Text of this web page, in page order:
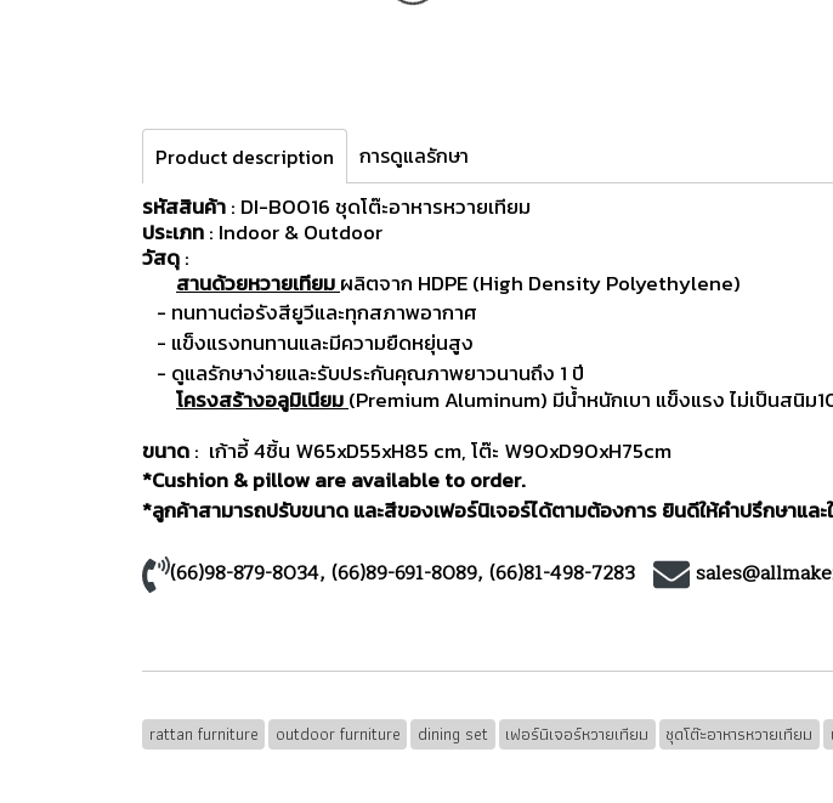
Product description การดูแลรักษา
รหัสสินค้า: DI-B0016 ชุดโต๊ะอาหารหวายเทียม
ประเภท: Indoor & Outdoor
วัสดุ:
สานด้วยหวายเทียมผลิตจาก HDPE (High Density Polyethylene)
- ทนทานต่อรังสียูวีและทุกสภาพอากาศ
- แข็งแรงทนทานและมีความยืดหยุ่นสูง
- ดูแลรักษาง่ายและรับประกันคุณภาพยาวนานถึง 1 ปี
โครงสร้างอลูมิเนียม(Premium Aluminum) มีน้ำหนักเบา แข็งแรง ไม่เป็นสนิม
ขนาด: เก้าอี้ 4ชิ้น W65xD55xH85 cm, โต๊ะ W90xD90xH75cm
*Cushion & pillow are available to order.
*ลูกค้าสามารถปรับขนาด และสีของเฟอร์นิเจอร์ได้ตามต้องการ ยินดีให้คำปรึกษาแล
(66)98-879-8034, (66)89-691-8089, (66)81-498-7283
rattan furniture outdoor furniture dining set เฟอร์นิเจอร์หวายเทียม ชุดโต๊ะอาหารหวายเทียม